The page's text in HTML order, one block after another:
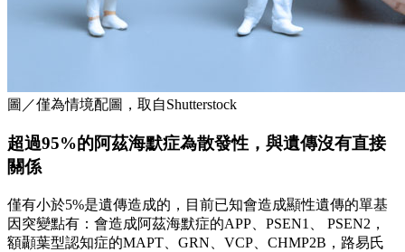
圖／僅為情境配圖，取自Shutterstock
超過95%的阿茲海默症為散發性，與遺傳沒有直接
關係
僅有小於5%是遺傳造成的，目前已知會造成顯性遺傳的單基
因突變點有：會造成阿茲海默症的APP、PSEN1、 PSEN2，
額顳葉型認知症的MAPT、GRN、VCP、CHMP2B，路易氏